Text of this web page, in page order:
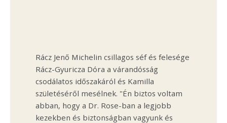
Rácz Jenő Michelin csillagos séf és felesége
Rácz-Gyuricza Dóra a várandósság
csodálatos időszakáról és Kamilla
születéséről mesélnek. "Én biztos voltam
abban, hogy a Dr. Rose-ban a legjobb
kezekben és biztonságban vagyunk és